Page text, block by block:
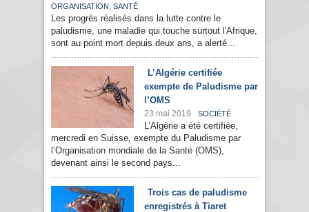
ORGANISATION , SANTÉ
Les progrès réalisés dans la lutte contre le
paludisme, une maladie qui touche surtout l'Afrique,
sont au point mort depuis deux ans, a alerté...
L’Algérie certifiée
exempte de Paludisme par
l’OMS
23 mai 2019 SOCIÉTÉ
L’Algérie a été certifiée,
mercredi en Suisse, exempte du Paludisme par
l’Organisation mondiale de la Santé (OMS),
devenant ainsi le second pays...
Trois cas de paludisme
enregistrés à Tiaret